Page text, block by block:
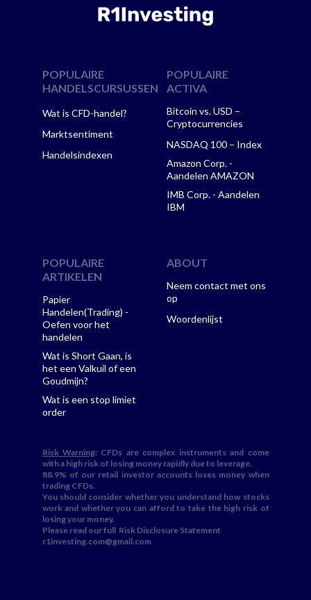
POPULAIRE
HANDELSCURSUSSEN
Wat is CFD-handel?
Marktsentiment
Handelsindexen
POPULAIRE
ACTIVA
Bitcoin vs. USD –
Cryptocurrencies
NASDAQ 100 – Index
Amazon Corp. -
Aandelen AMAZON
IMB Corp. - Aandelen
IBM
POPULAIRE
ARTIKELEN
Papier
Handelen(Trading) -
Oefen voor het
handelen
Wat is Short Gaan, is
het een Valkuil of een
Goudmijn?
Wat is een stop limiet
order
ABOUT
Neem contact met ons
op
Woordenlijst
Risk Warning: CFDs are complex instruments and come
with a high risk of losing money rapidly due to leverage.
88.9% of our retail investor accounts loses money when
trading CFDs.
You should consider whether you understand how stocks
work and whether you can afford to take the high risk of
losing your money.
Please read our full Risk Disclosure Statement
r1investing.com@gmail.com